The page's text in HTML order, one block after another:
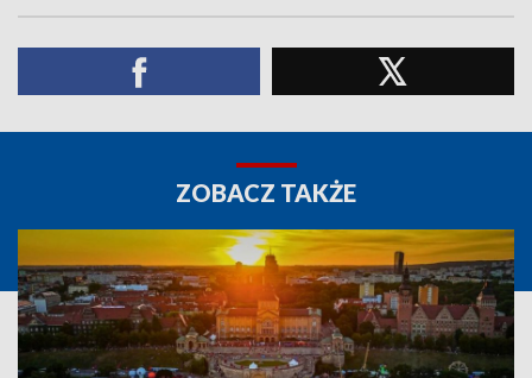
ZOBACZ TAKŻE